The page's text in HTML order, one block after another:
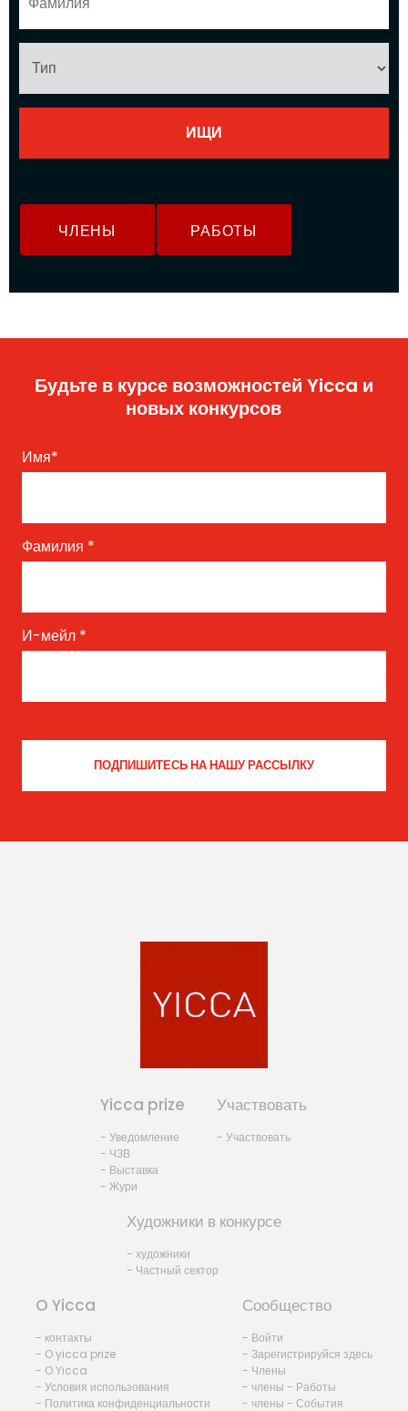
ЧЛЕНЫ РАБОТЫ
Будьте в курсе возможностей Yicca и
новых конкурсов
Имя*
Фамилия *
И-мейл *
Yicca prize
- Уведомление
- ЧЗВ
- Выставка
- Жури
Участвовать
- Участвовать
Художники в конкурсе
- художники
- Частный сектор
O Yicca
- контакты
- O yicca prize
- O Yicca
- Условия использования
- Политика конфиденциальности
Сообщество
- Войти
- Зарегистрируйся здесь
- Члены
- члены - Работы
- члены - События